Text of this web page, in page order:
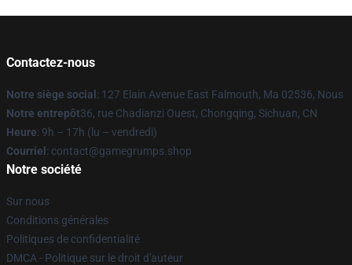
Contactez-nous
Notre siège social : 127 Elain Avenue East Falmouth, Ma 02536, Nous
Notre entrepôt36, rue Chadianzi Ouest, Chongqing, Sichuan, CN
Heure: 9h – 17h (lu – vendredi)
Courriel : contact@gamegrumps.shop
Notre société
Sur nous
Conditions générales
Politiques de confidentialité
DMCA - Politique sur le droit d'auteur